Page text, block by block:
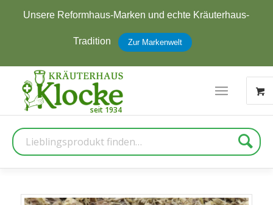
Jetzt zum Newsletter anmelden und5 €
erhalten Zur Anmeldung
Suche